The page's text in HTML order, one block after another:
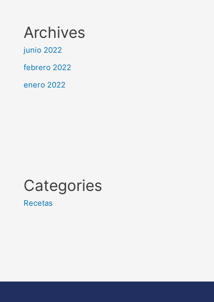
Archives
junio 2022
febrero 2022
enero 2022
Categories
Recetas